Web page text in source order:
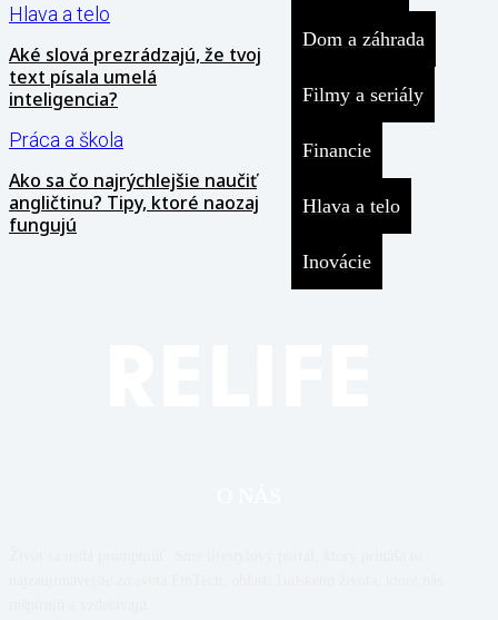
Hlava a telo
Aké slová prezrádzajú, že tvoj
text písala umelá
inteligencia?
Práca a škola
Ako sa čo najrýchlejšie naučiť
angličtinu? Tipy, ktoré naozaj
fungujú
Dom a záhrada
Filmy a seriály
Financie
Hlava a telo
Inovácie